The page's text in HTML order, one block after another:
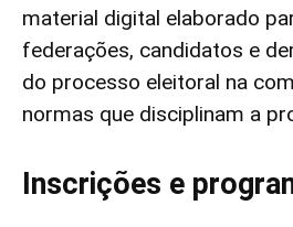
material digital elaborado
federações, candidatos e
do processo eleitoral na
normas que disciplinam a
Inscrições e